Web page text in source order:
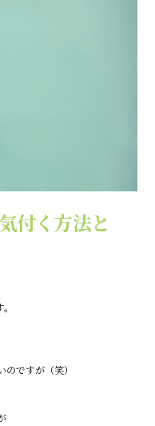
付く方法と
ですが（笑）